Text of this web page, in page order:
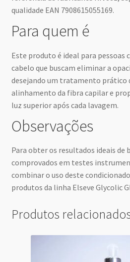
qualidade EAN 7908615055169.
Para quem é
Este produto é ideal para pessoas
cabelo que buscam eliminar a
desejando um tratamento prático
alinhamento da fibra capilar e
luz superior após cada lavagem.
Observações
Para obter os resultados ideais de
comprovados em testes
combinar o uso deste
produtos da linha Elseve Glycolic
Produtos